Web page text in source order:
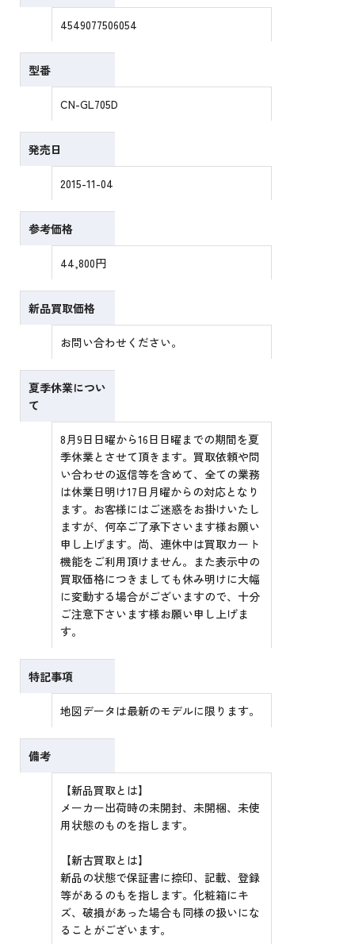
4549077506054
型番
CN-GL705D
発売日
2015-11-04
参考価格
44,800円
新品買取価格
お問い合わせください。
夏季休業につい
て
8月9日日曜から16日日曜までの期間を夏
季休業とさせて頂きます。買取依頼や問
い合わせの返信等を含めて、全ての業務
は休業日明け17日月曜からの対応となり
ます。お客様にはご迷惑をお掛けいたし
ますが、何卒ご了承下さいます様お願い
申し上げます。尚、連休中は買取カート
機能をご利用頂けません。また表示中の
買取価格につきましても休み明けに大幅
に変動する場合がございますので、十分
ご注意下さいます様お願い申し上げま
す。
特記事項
地図データは最新のモデルに限ります。
備考
【新品買取とは】
メーカー出荷時の未開封、未開梱、未使
用状態のものを指します。
【新古買取とは】
新品の状態で保証書に捺印、記載、登録
等があるのもを指します。化粧箱にキ
ズ、破損があった場合も同様の扱いにな
ることがございます。